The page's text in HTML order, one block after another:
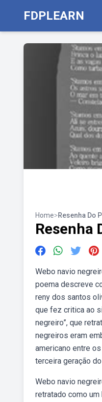
FDPLEARN
Home>Resenha Do
Resenha
Webo navio
poema descreve
reny dos santos
que fez critica ao
negreiro”, que
negreiros eram
americano entre
terceira geração
Webo navio
retratado como